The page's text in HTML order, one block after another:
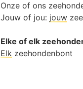
Onze of ons
Jouw of jou: jouw
Elke of elk
Elk zeehondenbont